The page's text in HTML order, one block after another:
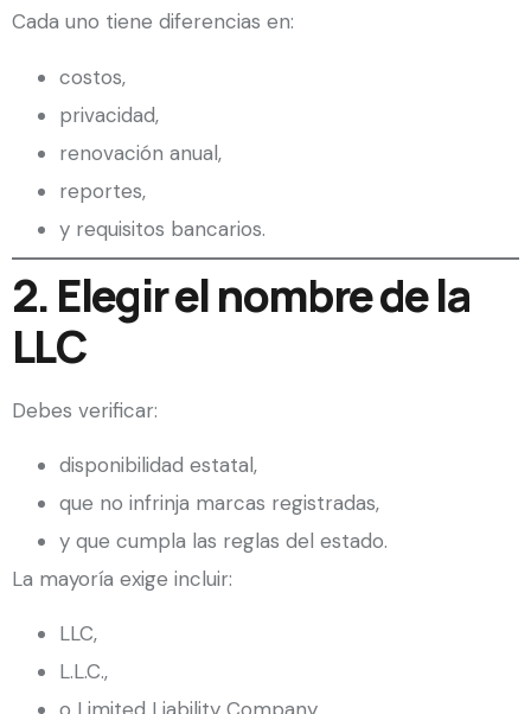
Cada uno tiene diferencias en:
costos,
privacidad,
renovación anual,
reportes,
y requisitos bancarios.
2. Elegir el nombre de la
LLC
Debes verificar:
disponibilidad estatal,
que no infrinja marcas registradas,
y que cumpla las reglas del estado.
La mayoría exige incluir:
LLC,
L.L.C.,